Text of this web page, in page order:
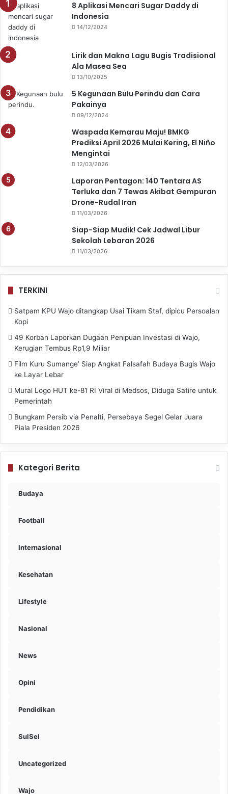
b
o
k
e
r
p
8 Aplikasi Mencari Sugar Daddy di
Indonesia
14/12/2024
Lirik dan Makna Lagu Bugis Tradisional
Ala Masea Sea
13/10/2025
5 Kegunaan Bulu Perindu dan Cara
Pakainya
09/12/2024
Waspada Kemarau Maju! BMKG
Prediksi April 2026 Mulai Kering, El Niño
Mengintai
12/03/2026
Laporan Pentagon: 140 Tentara AS
Terluka dan 7 Tewas Akibat Gempuran
Drone-Rudal Iran
11/03/2026
Siap-Siap Mudik! Cek Jadwal Libur
Sekolah Lebaran 2026
11/03/2026
TERKINI
Satpam KPU Wajo ditangkap Usai Tikam Staf, dipicu Persoalan
Kopi
49 Korban Laporkan Dugaan Penipuan Investasi di Wajo,
Kerugian Tembus Rp1,9 Miliar
Film Kuru Sumange’ Siap Angkat Falsafah Budaya Bugis Wajo
ke Layar Lebar
Mural Logo HUT ke-81 RI Viral di Medsos, Diduga Satire untuk
Pemerintah
Bungkam Persib via Penalti, Persebaya Segel Gelar Juara
Piala Presiden 2026
Kategori Berita
Budaya
Football
Internasional
Kesehatan
Lifestyle
Nasional
News
Opini
Pendidikan
SulSel
Uncategorized
Wajo